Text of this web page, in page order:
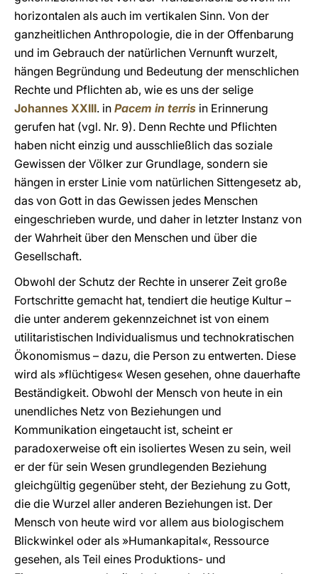
horizontalen als auch im vertikalen Sinn. Von der
ganzheitlichen Anthropologie, die in der Offenbarung
und im Gebrauch der natürlichen Vernunft wurzelt,
hängen Begründung und Bedeutung der menschlichen
Rechte und Pflichten ab, wie es uns der selige
Johannes XXIII. in Pacem in terris in Erinnerung
gerufen hat (vgl. Nr. 9). Denn Rechte und Pflichten
haben nicht einzig und ausschließlich das soziale
Gewissen der Völker zur Grundlage, sondern sie
hängen in erster Linie vom natürlichen Sittengesetz ab,
das von Gott in das Gewissen jedes Menschen
eingeschrieben wurde, und daher in letzter Instanz von
der Wahrheit über den Menschen und über die
Gesellschaft.
Obwohl der Schutz der Rechte in unserer Zeit große
Fortschritte gemacht hat, tendiert die heutige Kultur –
die unter anderem gekennzeichnet ist von einem
utilitaristischen Individualismus und technokratischen
Ökonomismus – dazu, die Person zu entwerten. Diese
wird als »flüchtiges« Wesen gesehen, ohne dauerhafte
Beständigkeit. Obwohl der Mensch von heute in ein
unendliches Netz von Beziehungen und
Kommunikation eingetaucht ist, scheint er
paradoxerweise oft ein isoliertes Wesen zu sein, weil
er der für sein Wesen grundlegenden Beziehung
gleichgültig gegenüber steht, der Beziehung zu Gott,
die die Wurzel aller anderen Beziehungen ist. Der
Mensch von heute wird vor allem aus biologischem
Blickwinkel oder als »Humankapital«, Ressource
gesehen, als Teil eines Produktions- und